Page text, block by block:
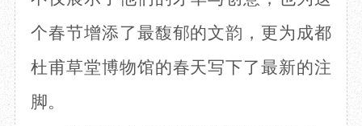
个春节增添了最馥郁的文韵，更为成都
杜甫草堂博物馆的春天写下了最新的注
脚。